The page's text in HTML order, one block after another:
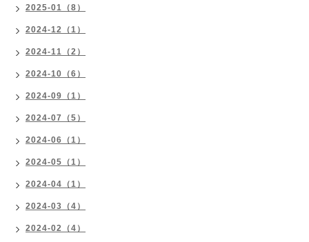
2025-01（8）
2024-12（1）
2024-11（2）
2024-10（6）
2024-09（1）
2024-07（5）
2024-06（1）
2024-05（1）
2024-04（1）
2024-03（4）
2024-02（4）